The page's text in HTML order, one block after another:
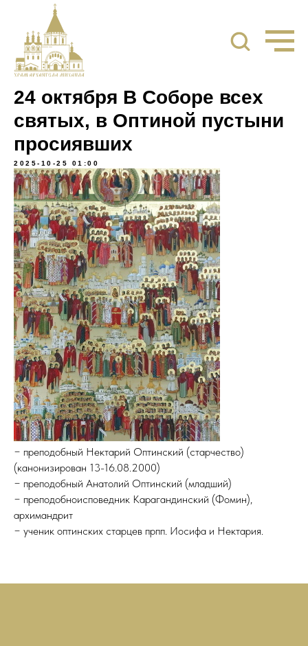
24 октября В Соборе всех
святых, в Оптиной пустыни
просиявших
2025-10-25 01:00
− преподобный Нектарий Оптинский (старчество)
(канонизирован 13-16.08.2000)
− преподобный Анатолий Оптинский (младший)
− преподобноисповедник Карагандинский (Фомин),
архимандрит
− ученик оптинских старцев прпп. Иосифа и Нектария.